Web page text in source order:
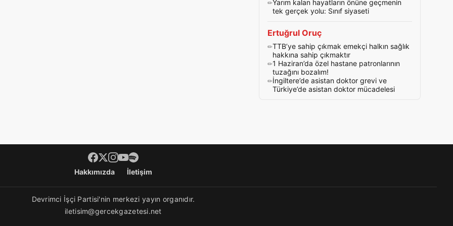
Yarım kalan hayatların önüne geçmenin
tek gerçek yolu: Sınıf siyaseti
Ertuğrul Oruç
TTB’ye sahip çıkmak emekçi halkın sağlık
hakkına sahip çıkmaktır
1 Haziran’da özel hastane patronlarının
tuzağını bozalım!
İngiltere’de asistan doktor grevi ve
Türkiye’de asistan doktor mücadelesi
Hakkımızda İletişim
Devrimci İşçi Partisi'nin merkezi yayın organıdır.
iletisim@gercekgazetesi.net